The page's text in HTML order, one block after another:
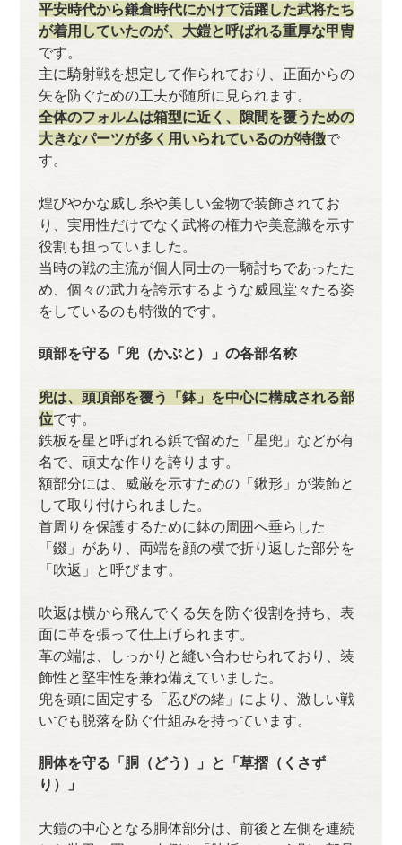
平安時代から鎌倉時代にかけて活躍した武将たち
が着用していたのが、大鎧と呼ばれる重厚な甲冑
です。
主に騎射戦を想定して作られており、正面からの
矢を防ぐための工夫が随所に見られます。
全体のフォルムは箱型に近く、隙間を覆うための
大きなパーツが多く用いられているのが特徴で
す。
煌びやかな威し糸や美しい金物で装飾されてお
り、実用性だけでなく武将の権力や美意識を示す
役割も担っていました。
当時の戦の主流が個人同士の一騎討ちであったた
め、個々の武力を誇示するような威風堂々たる姿
をしているのも特徴的です。
頭部を守る「兜（かぶと）」の各部名称
兜は、頭頂部を覆う「鉢」を中心に構成される部
位です。
鉄板を星と呼ばれる鋲で留めた「星兜」などが有
名で、頑丈な作りを誇ります。
額部分には、威厳を示すための「鍬形」が装飾と
して取り付けられました。
首周りを保護するために鉢の周囲へ垂らした
「錣」があり、両端を顔の横で折り返した部分を
「吹返」と呼びます。
吹返は横から飛んでくる矢を防ぐ役割を持ち、表
面に革を張って仕上げられます。
革の端は、しっかりと縫い合わせられており、装
飾性と堅牢性を兼ね備えていました。
兜を頭に固定する「忍びの緒」により、激しい戦
いでも脱落を防ぐ仕組みを持っています。
胴体を守る「胴（どう）」と「草摺（くさず
り）」
大鎧の中心となる胴体部分は、前後と左側を連続